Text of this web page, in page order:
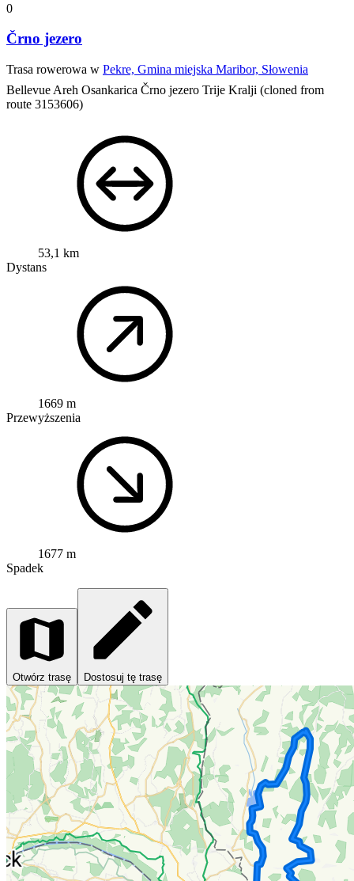
0
Črno jezero
Trasa rowerowa w Pekre, Gmina miejska Maribor, Słowenia
Bellevue Areh Osankarica Črno jezero Trije Kralji (cloned from
route 3153606)
53,1 km
Dystans
1669 m
Przewyższenia
1677 m
Spadek
Otwórz trasę Dostosuj tę trasę